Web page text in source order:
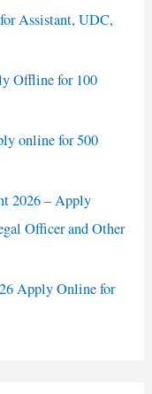
Assistant, UDC,
Offline for 100
online for 500
2026 – Apply
Officer and Other
Apply Online for